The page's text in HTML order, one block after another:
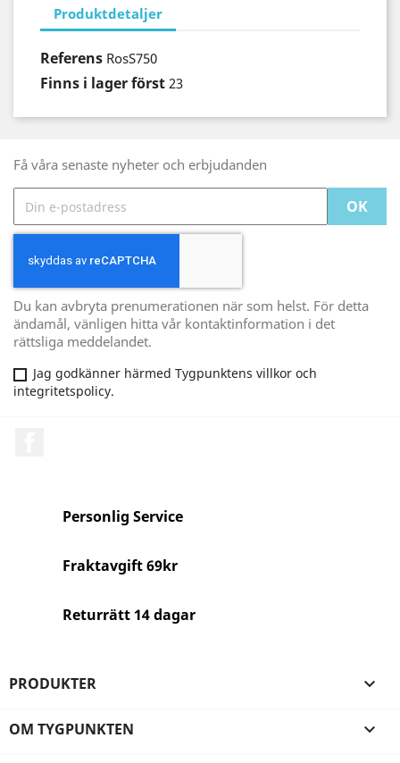
Produktdetaljer
Referens RosS750
Finns i lager först 23
Få våra senaste nyheter och erbjudanden
Du kan avbryta prenumerationen när som helst. För detta
ändamål, vänligen hitta vår kontaktinformation i det
rättsliga meddelandet.
Jag godkänner härmed Tygpunktens villkor och
integritetspolicy.
Personlig Service
Fraktavgift 69kr
Returrätt 14 dagar
PRODUKTER 
OM TYGPUNKTEN 